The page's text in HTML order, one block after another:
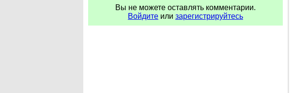
Вы не можете оставлять комментарии.
Войдите или зарегистрируйтесь